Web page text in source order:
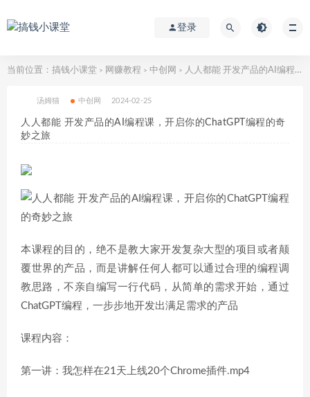
登录
当前位置： 搞钱小课堂 > 网赚教程 > 中创网 > 人人都能 开发产品的AI编程课，开启你的ChatGPT编程的奇妙之旅
汤姆猫 中创网 2024-02-25
人人都能 开发产品的AI编程课，开启你的ChatGPT编程的奇
妙之旅
本课程的目的，绝不是教大家开发复杂大型的项目或者颠
覆世界的产品，而是讲解任何人都可以通过合理的编程调
教思路，不亲自编写一行代码，从简单的需求开始，通过
ChatGPT编程，一步步地开发出满足需求的产品
课程内容：
第一讲：我怎样在21天上线20个Chrome插件.mp4